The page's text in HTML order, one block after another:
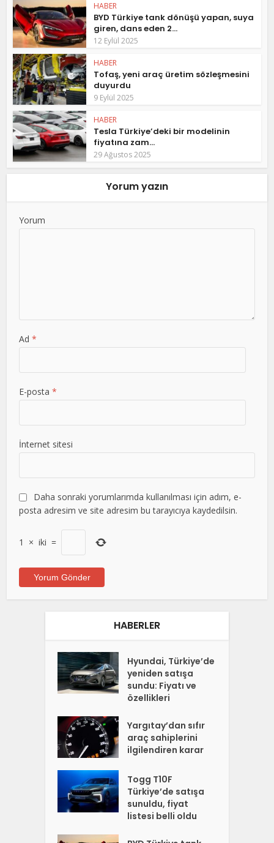
HABER
BYD Türkiye tank dönüşü yapan, suya
giren, dans eden 2...
12 Eylül 2025
HABER
Tofaş, yeni araç üretim sözleşmesini
duyurdu
9 Eylül 2025
HABER
Tesla Türkiye’deki bir modelinin
fiyatına zam...
29 Ağustos 2025
Yorum yazın
Yorum
Ad*
E-posta*
İnternet sitesi
Daha sonraki yorumlarımda kullanılması için adım, e-
posta adresim ve site adresim bu tarayıcıya kaydedilsin.
1 × iki =
HABERLER
Hyundai, Türkiye’de
yeniden satışa
sundu: Fiyatı ve
özellikleri
Yargıtay’dan sıfır
araç sahiplerini
ilgilendiren karar
Togg T10F
Türkiye’de satışa
sunuldu, fiyat
listesi belli oldu